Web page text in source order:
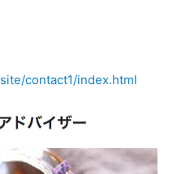
contact1/index.html